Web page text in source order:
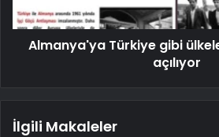
Almanya'ya Türkiye gibi
açılıyor
İlgili Makaleler